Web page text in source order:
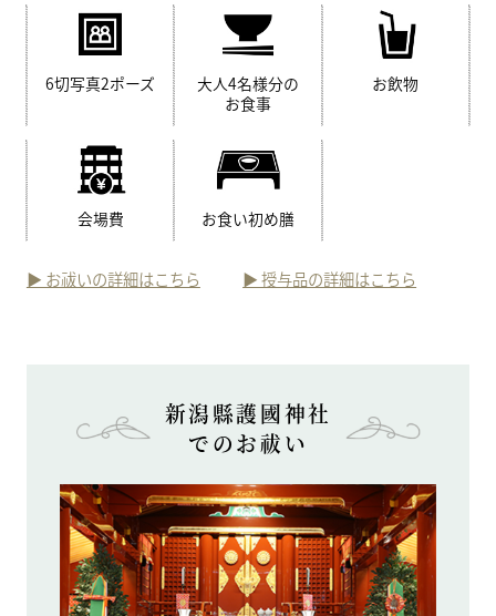
6切写真2ポーズ
大人4名様分の
お食事
お飲物
会場費 お食い初め膳
▶︎ お祓いの詳細はこちら ▶︎ 授与品の詳細はこちら
新潟縣護國神社
でのお祓い